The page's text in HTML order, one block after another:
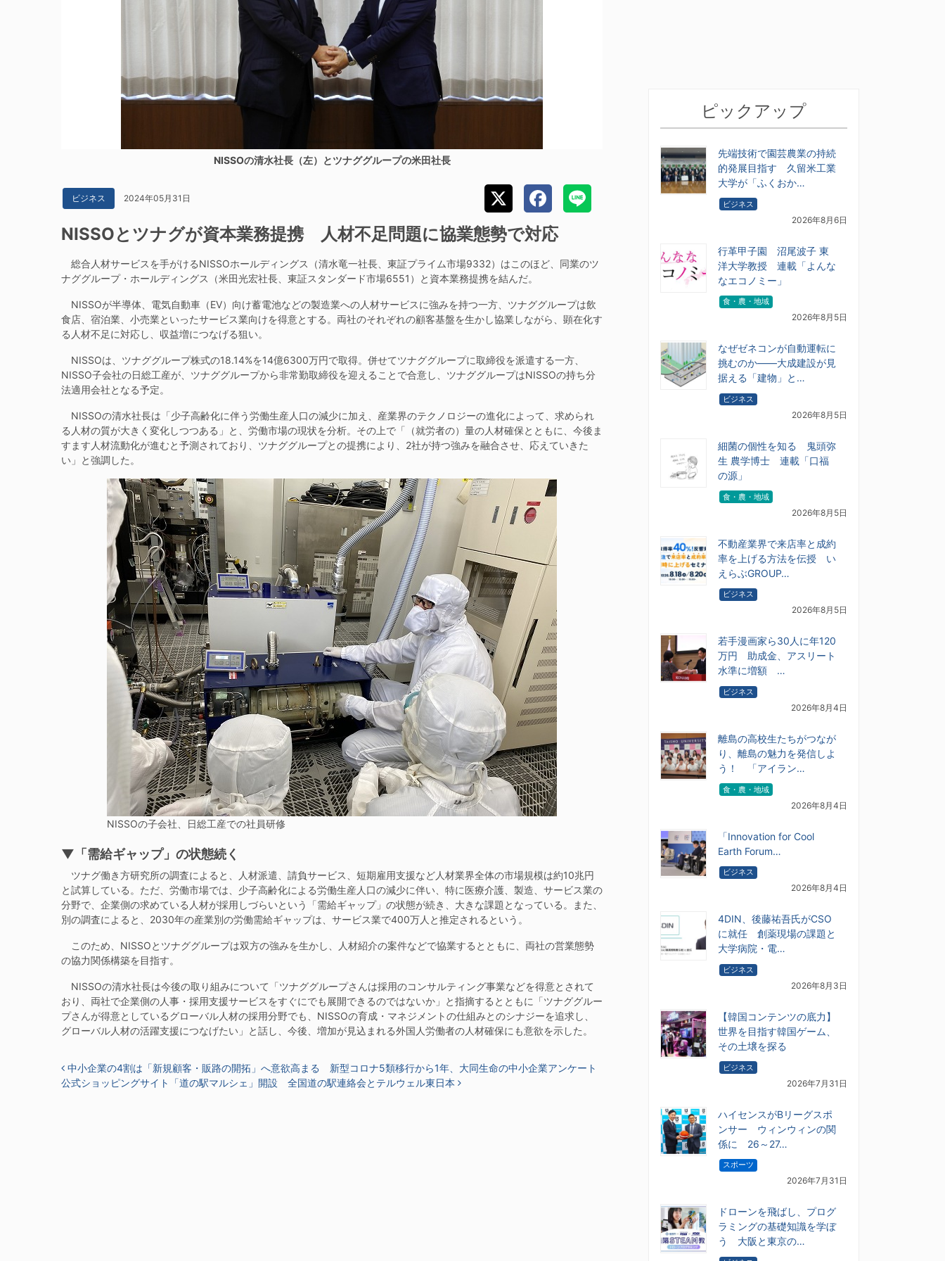
NISSOの清水社長（左）とツナググループの米田社長
ビジネス 2024年05月31日
NISSOとツナグが資本業務提携 人材不足問題に協業態勢で対応
総合人材サービスを手がけるNISSOホールディングス（清水竜一社長、東証プライム市場9332）はこのほど、同業のツ
ナググループ・ホールディングス（米田光宏社長、東証スタンダード市場6551）と資本業務提携を結んだ。
NISSOが半導体、電気自動車（EV）向け蓄電池などの製造業への人材サービスに強みを持つ一方、ツナググループは飲
食店、宿泊業、小売業といったサービス業向けを得意とする。両社のそれぞれの顧客基盤を生かし協業しながら、顕在化す
る人材不足に対応し、収益増につなげる狙い。
NISSOは、ツナググループ株式の18.14%を14億6300万円で取得。併せてツナググループに取締役を派遣する一方、
NISSO子会社の日総工産が、ツナググループから非常勤取締役を迎えることで合意し、ツナググループはNISSOの持ち分
法適用会社となる予定。
NISSOの清水社長は「少子高齢化に伴う労働生産人口の減少に加え、産業界のテクノロジーの進化によって、求められ
る人材の質が大きく変化しつつある」と、労働市場の現状を分析。その上で「（就労者の）量の人材確保とともに、今後ま
すます人材流動化が進むと予測されており、ツナググループとの提携により、2社が持つ強みを融合させ、応えていきた
い」と強調した。
NISSOの子会社、日総工産での社員研修
▼「需給ギャップ」の状態続く
ツナグ働き方研究所の調査によると、人材派遣、請負サービス、短期雇用支援など人材業界全体の市場規模は約10兆円
と試算している。ただ、労働市場では、少子高齢化による労働生産人口の減少に伴い、特に医療介護、製造、サービス業の
分野で、企業側の求めている人材が採用しづらいという「需給ギャップ」の状態が続き、大きな課題となっている。また、
別の調査によると、2030年の産業別の労働需給ギャップは、サービス業で400万人と推定されるという。
このため、NISSOとツナググループは双方の強みを生かし、人材紹介の案件などで協業するとともに、両社の営業態勢
の協力関係構築を目指す。
NISSOの清水社長は今後の取り組みについて「ツナググループさんは採用のコンサルティング事業などを得意とされて
おり、両社で企業側の人事・採用支援サービスをすぐにでも展開できるのではないか」と指摘するとともに「ツナググルー
プさんが得意としているグローバル人材の採用分野でも、NISSOの育成・マネジメントの仕組みとのシナジーを追求し、
グローバル人材の活躍支援につなげたい」と話し、今後、増加が見込まれる外国人労働者の人材確保にも意欲を示した。
投稿ナビゲーション
中小企業の4割は「新規顧客・販路の開拓」へ意欲高まる 新型コロナ5類移行から1年、大同生命の中小企業アンケート
公式ショッピングサイト「道の駅マルシェ」開設 全国道の駅連絡会とテルウェル東日本
ピックアップ
先端技術で園芸農業の持続
的発展目指す 久留米工業
大学が「ふくおか…
ビジネス
2026年8月6日
行革甲子園 沼尾波子 東
洋大学教授 連載「よんな
なエコノミー」
食・農・地域
2026年8月5日
なぜゼネコンが自動運転に
挑むのか――大成建設が見
据える「建物」と…
ビジネス
2026年8月5日
細菌の個性を知る 鬼頭弥
生 農学博士 連載「口福
の源」
食・農・地域
2026年8月5日
不動産業界で来店率と成約
率を上げる方法を伝授 い
えらぶGROUP…
ビジネス
2026年8月5日
若手漫画家ら30人に年120
万円 助成金、アスリート
水準に増額 …
ビジネス
2026年8月4日
離島の高校生たちがつなが
り、離島の魅力を発信しよ
う！ 「アイラン…
食・農・地域
2026年8月4日
「Innovation for Cool
Earth Forum…
ビジネス
2026年8月4日
4DIN、後藤祐吾氏がCSO
に就任 創薬現場の課題と
大学病院・電…
ビジネス
2026年8月3日
【韓国コンテンツの底力】
世界を目指す韓国ゲーム、
その土壌を探る
ビジネス
2026年7月31日
ハイセンスがBリーグスポ
ンサー ウィンウィンの関
係に 26～27…
スポーツ
2026年7月31日
ドローンを飛ばし、プログ
ラミングの基礎知識を学ぼ
う 大阪と東京の…